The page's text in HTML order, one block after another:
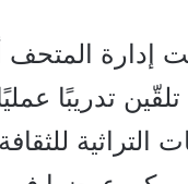
إدارة
تلقّين تدريبًا
التراثية